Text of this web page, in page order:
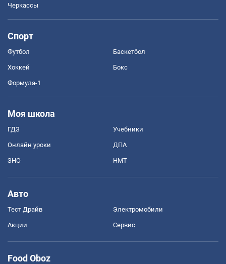
Черкассы
Спорт
Футбол Баскетбол
Хоккей Бокс
Формула-1
Моя школа
ГДЗ Учебники
Онлайн уроки ДПА
ЗНО НМТ
Авто
Тест Драйв Электромобили
Акции Сервис
Food Oboz